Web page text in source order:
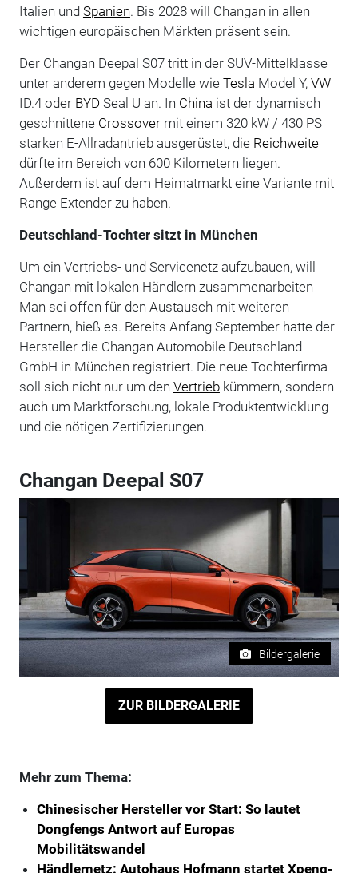
Italien und Spanien. Bis 2028 will Changan in allen
wichtigen europäischen Märkten präsent sein.
Der Changan Deepal S07 tritt in der SUV-Mittelklasse
unter anderem gegen Modelle wie Tesla Model Y, VW
ID.4 oder BYD Seal U an. In China ist der dynamisch
geschnittene Crossovermit einem 320 kW / 430 PS
starken E-Allradantrieb ausgerüstet, die Reichweite
dürfte im Bereich von 600 Kilometern liegen.
Außerdem ist auf dem Heimatmarkt eine Variante mit
Range Extender zu haben.
Deutschland-Tochter sitzt in München
Um ein Vertriebs- und Servicenetz aufzubauen, will
Changan mit lokalen Händlern zusammenarbeiten
Man sei offen für den Austausch mit weiteren
Partnern, hieß es. Bereits Anfang September hatte der
Hersteller die Changan Automobile Deutschland
GmbH in München registriert. Die neue Tochterfirma
soll sich nicht nur um den Vertriebkümmern, sondern
auch um Marktforschung, lokale Produktentwicklung
und die nötigen Zertifizierungen.
Changan Deepal S07
Bildergalerie
ZUR BILDERGALERIE
Mehr zum Thema:
Chinesischer Hersteller vor Start: So lautet
Dongfengs Antwort auf Europas
Mobilitätswandel
Händlernetz: Autohaus Hofmann startet Xpeng-